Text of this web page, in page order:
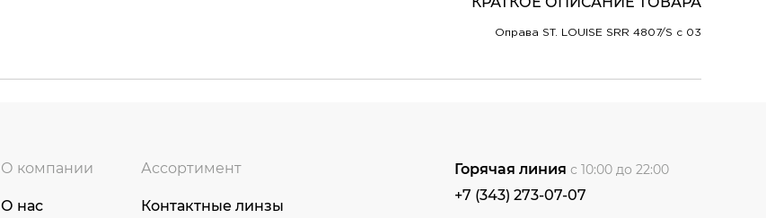
Оправа ST. LOUISE SRR 4807/S c 03
О компании
О нас
Ассортимент
Контактные линзы
Горячая линия с 10:00 до 22:00
+7 (343) 273-07-07